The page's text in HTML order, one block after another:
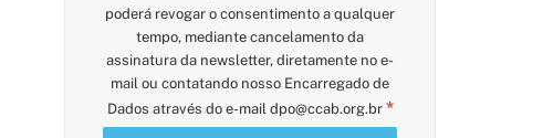
poderá revogar o consentimento a qualquer
tempo, mediante cancelamento da
assinatura da newsletter, diretamente no e-
mail ou contatando nosso Encarregado de
Dados através do e-mail dpo@ccab.org.br *